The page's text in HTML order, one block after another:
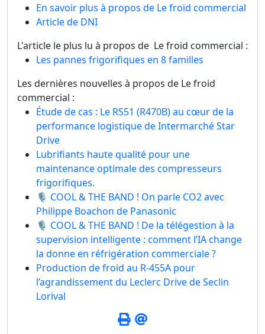
En savoir plus à propos de Le froid commercial
Article de DNI
L'article le plus lu à propos de Le froid commercial :
Les pannes frigorifiques en 8 familles
Les dernières nouvelles à propos de Le froid
commercial :
Étude de cas : Le RS51 (R470B) au cœur de la
performance logistique de Intermarché Star
Drive
Lubrifiants haute qualité pour une
maintenance optimale des compresseurs
frigorifiques.
🎙️ COOL & THE BAND ! On parle CO2 avec
Philippe Boachon de Panasonic
🎙️ COOL & THE BAND ! De la télégestion à la
supervision intelligente : comment l’IA change
la donne en réfrigération commerciale ?
Production de froid au R-455A pour
l’agrandissement du Leclerc Drive de Seclin
Lorival